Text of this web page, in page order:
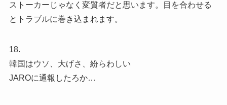
ストーカーじゃなく変質者だと思います。目を合わせる
とトラブルに巻き込まれます。
18.
韓国はウソ、大げさ、紛らわしい
JAROに通報したろか…